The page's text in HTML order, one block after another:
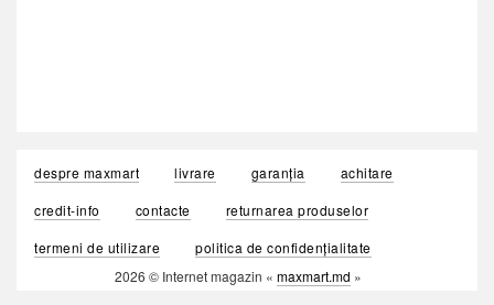
despre maxmart livrare garanția
achitare
credit-info
contacte
returnarea produselor
termeni de utilizare
politica de confidențialitate
2026 © Internet magazin « maxmart.md »